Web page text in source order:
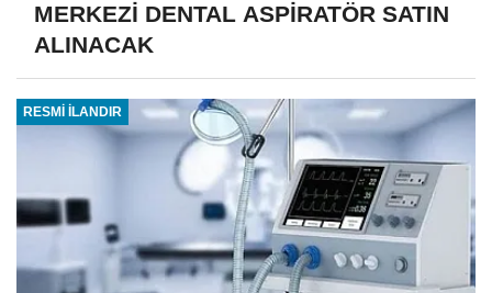
MERKEZİ DENTAL ASPİRATÖR SATIN
ALINACAK
RESMİ İLANDIR